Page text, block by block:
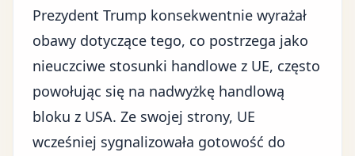
Prezydent Trump konsekwentnie wyrażał
obawy dotyczące tego, co postrzega jako
nieuczciwe stosunki handlowe z UE, często
powołując się na nadwyżkę handlową
bloku z USA. Ze swojej strony, UE
wcześniej sygnalizowała gotowość do